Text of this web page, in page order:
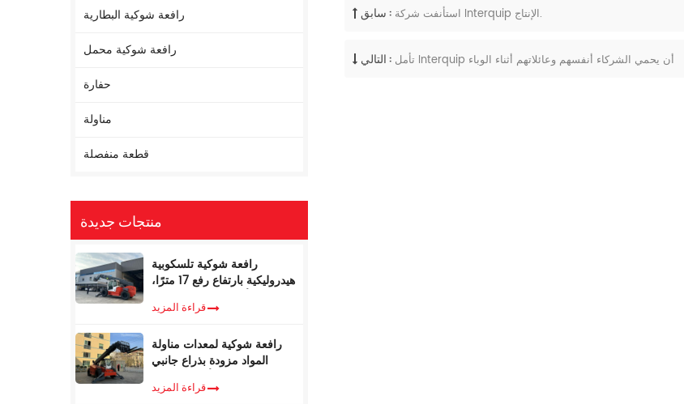
سابق : استأنفت شركة Interquip الإنتاج.
التالي : تأمل Interquip أن يحمي الشركاء أنفسهم وعائلاتهم أثناء الوباء
رافعة شوكية البطارية
رافعة شوكية محمل
حفارة
مناولة
قطعة منفصلة
منتجات جديدة
رافعة شوكية تلسكوبية
هيدروليكية بارتفاع رفع 17 مترًا،
الدوران
قراءة المزيد
رافعة شوكية لمعدات مناولة
المواد مزودة بذراع جانبي
17 مترًا، للبيعقراءة المزيد